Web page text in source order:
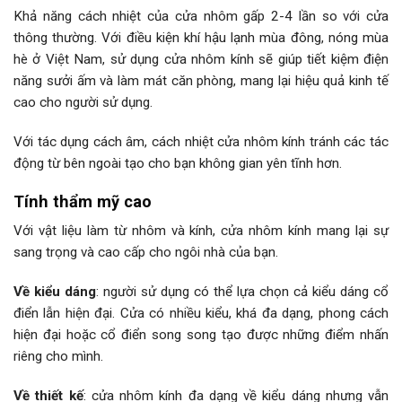
Khả năng cách nhiệt của cửa nhôm gấp 2-4 lần so với cửa
thông thường. Với điều kiện khí hậu lạnh mùa đông, nóng mùa
hè ở Việt Nam, sử dụng cửa nhôm kính sẽ giúp tiết kiệm điện
năng sưởi ấm và làm mát căn phòng, mang lại hiệu quả kinh tế
cao cho người sử dụng.
Với tác dụng cách âm, cách nhiệt cửa nhôm kính tránh các tác
động từ bên ngoài tạo cho bạn không gian yên tĩnh hơn.
Tính thẩm mỹ cao
Với vật liệu làm từ nhôm và kính, cửa nhôm kính mang lại sự
sang trọng và cao cấp cho ngôi nhà của bạn.
Về kiểu dáng: người sử dụng có thể lựa chọn cả kiểu dáng cổ
điển lẫn hiện đại. Cửa có nhiều kiểu, khá đa dạng, phong cách
hiện đại hoặc cổ điển song song tạo được những điểm nhấn
riêng cho mình.
Về thiết kế: cửa nhôm kính đa dạng về kiểu dáng nhưng vẫn